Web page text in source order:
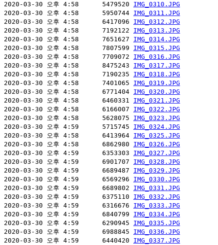
2020-03-30 오후 4:58      5479520 IMG_0310.JPG
2020-03-30 오후 4:58      5950744 IMG_0311.JPG
2020-03-30 오후 4:58      6417096 IMG_0312.JPG
2020-03-30 오후 4:58      7192122 IMG_0313.JPG
2020-03-30 오후 4:58      7651627 IMG_0314.JPG
2020-03-30 오후 4:58      7807599 IMG_0315.JPG
2020-03-30 오후 4:58      7709072 IMG_0316.JPG
2020-03-30 오후 4:58      8475243 IMG_0317.JPG
2020-03-30 오후 4:58      7190235 IMG_0318.JPG
2020-03-30 오후 4:58      7401065 IMG_0319.JPG
2020-03-30 오후 4:58      6771404 IMG_0320.JPG
2020-03-30 오후 4:58      6460331 IMG_0321.JPG
2020-03-30 오후 4:58      6166007 IMG_0322.JPG
2020-03-30 오후 4:58      5628075 IMG_0323.JPG
2020-03-30 오후 4:59      5715745 IMG_0324.JPG
2020-03-30 오후 4:58      6413964 IMG_0325.JPG
2020-03-30 오후 4:58      6862980 IMG_0326.JPG
2020-03-30 오후 4:59      6353303 IMG_0327.JPG
2020-03-30 오후 4:59      6901707 IMG_0328.JPG
2020-03-30 오후 4:59      6689487 IMG_0329.JPG
2020-03-30 오후 4:59      6569296 IMG_0330.JPG
2020-03-30 오후 4:59      6689802 IMG_0331.JPG
2020-03-30 오후 4:59      6375110 IMG_0332.JPG
2020-03-30 오후 4:59      6316676 IMG_0333.JPG
2020-03-30 오후 4:59      6840799 IMG_0334.JPG
2020-03-30 오후 4:59      6290945 IMG_0335.JPG
2020-03-30 오후 4:59      6988845 IMG_0336.JPG
2020-03-30 오후 4:59      6440420 IMG_0337.JPG